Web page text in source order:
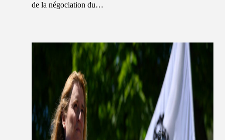
de la négociation du…